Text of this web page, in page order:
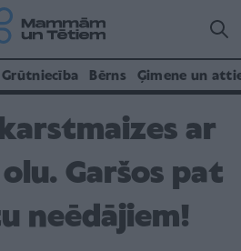
Grūtniecība Bērns Ģimene un
ar
Garšos pat
neēdājiem!